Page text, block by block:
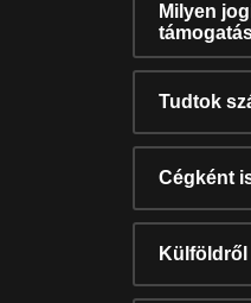
Milyen
Tudtok
Cégként